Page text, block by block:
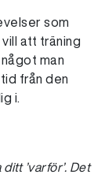
som
att träning
man
från den
i.
’varför’. Det